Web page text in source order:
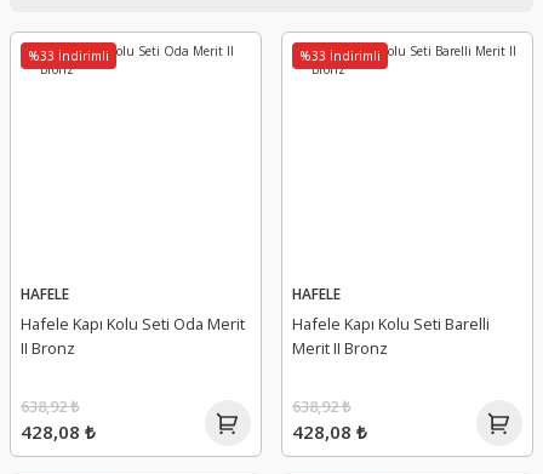
%33 İndirimli
HAFELE
Hafele Kapı Kolu Seti Oda Merit
II Bronz
428,08 ₺
638,92 ₺
%33 İndirimli
HAFELE
Hafele Kapı Kolu Seti Barelli
Merit II Bronz
428,08 ₺
638,92 ₺